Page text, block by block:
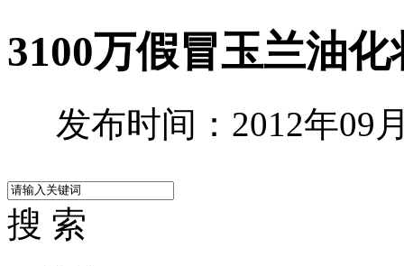
3100万假冒玉兰油
发布时间：2012年09
搜 索